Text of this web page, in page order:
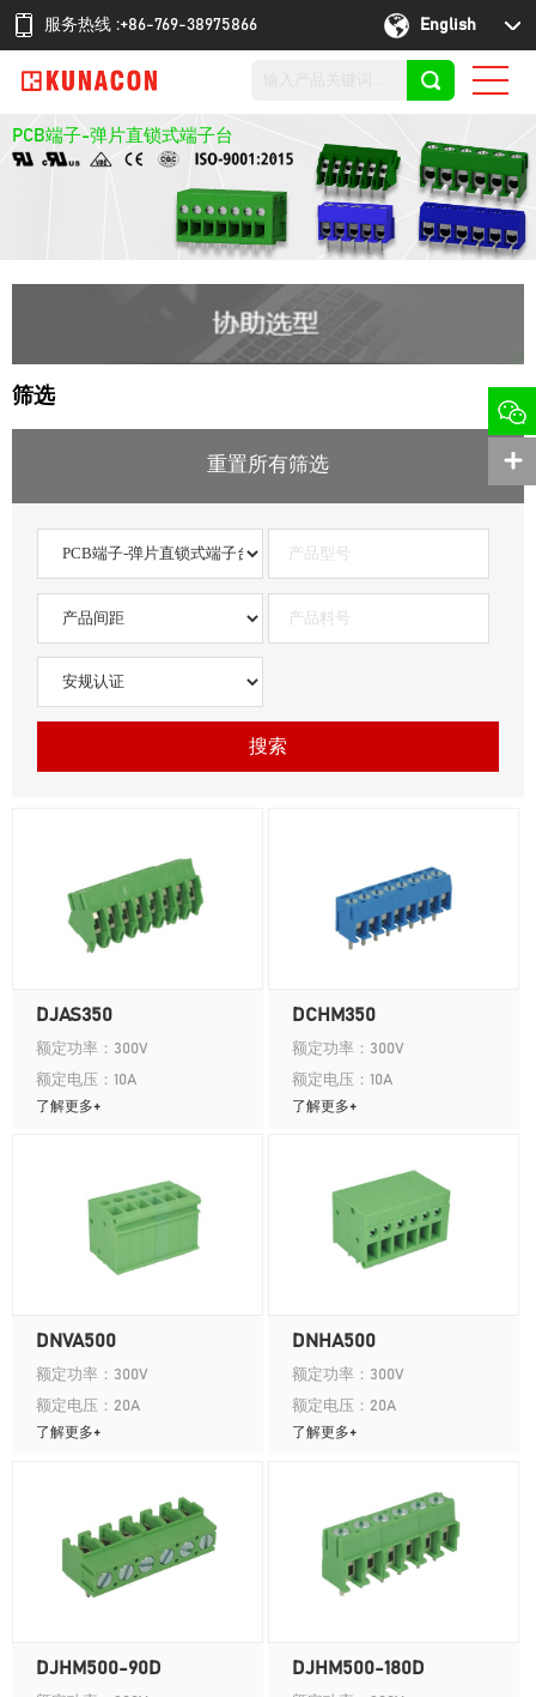
服务热线 :+86-769-38975866 English
PCB端子-弹片直锁式端子台
筛选
重置所有筛选
搜索
DJAS350
额定功率：300V
额定电压：10A
了解更多+
DCHM350
额定功率：300V
额定电压：10A
了解更多+
DNVA500
额定功率：300V
额定电压：20A
了解更多+
DNHA500
额定功率：300V
额定电压：20A
了解更多+
DJHM500-90D DJHM500-180D